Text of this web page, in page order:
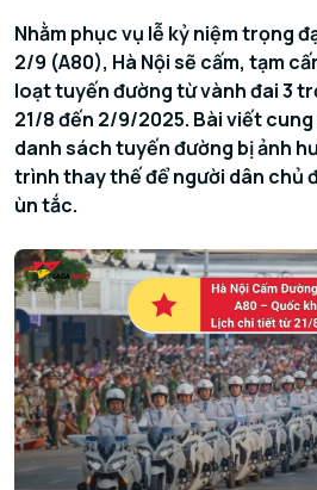
Nhằm phục vụ lễ kỷ niệm trọng
2/9 (A80), Hà Nội sẽ cấm, tạm
loạt tuyến đường từ vành đai 3
21/8 đến 2/9/2025. Bài viết
danh sách tuyến đường bị ảnh
trình thay thế để người dân chủ
ùn tắc.